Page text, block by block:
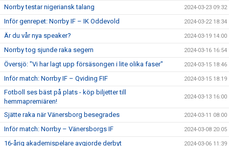
Norrby testar nigeriansk talang 2024-03-23 09:32
Inför genrepet: Norrby IF – IK Oddevold 2024-03-22 18:34
Är du vår nya speaker? 2024-03-19 14:00
Norrby tog sjunde raka segern 2024-03-16 16:54
Översjö: "Vi har lagt upp försäsongen i lite olika faser" 2024-03-15 18:46
Inför match: Norrby IF – Qviding FIF 2024-03-15 18:19
Fotboll ses bäst på plats - köp biljetter till
hemmapremiären!
2024-03-13 16:00
Sjätte raka när Vänersborg besegrades 2024-03-11 08:00
Inför match: Norrby – Vänersborgs IF 2024-03-08 20:05
16-årig akademispelare avgjorde derbyt 2024-03-06 11:39